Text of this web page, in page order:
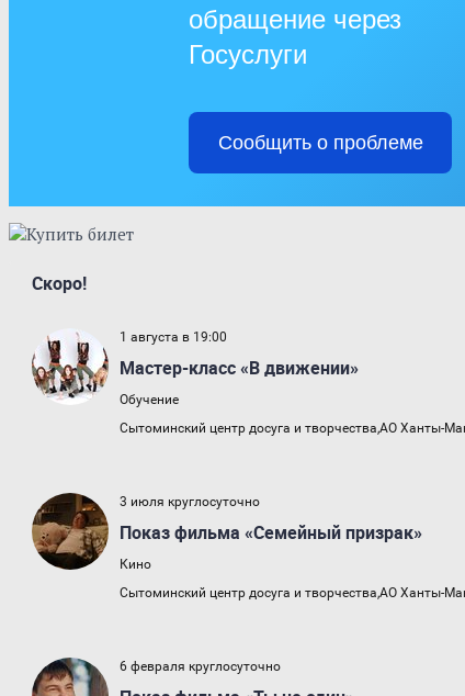
обращение через
Госуслуги
Сообщить о проблеме